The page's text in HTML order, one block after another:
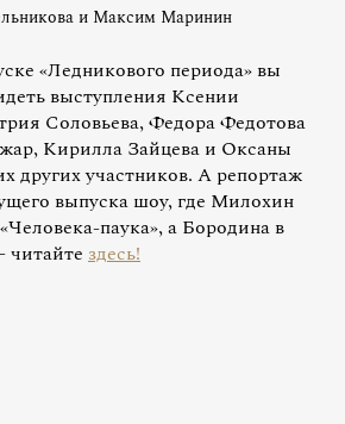
и Максим Маринин
«Ледникового периода» вы
выступления Ксении
Соловьева, Федора Федотова
Кирилла Зайцева и Оксаны
других участников. А репортаж
выпуска шоу, где Милохин
паука», а Бородина в
читайте здесь!